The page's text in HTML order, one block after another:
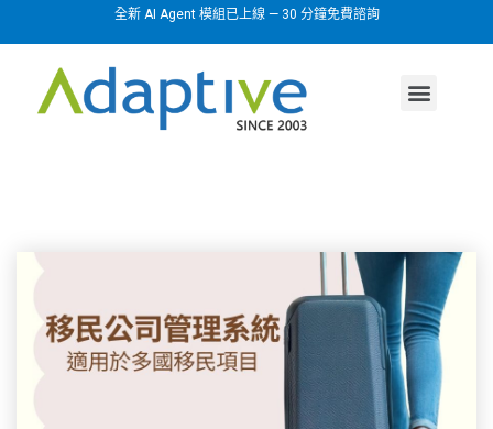
全新 AI Agent 模組已上線 — 30 分鐘免費諮詢